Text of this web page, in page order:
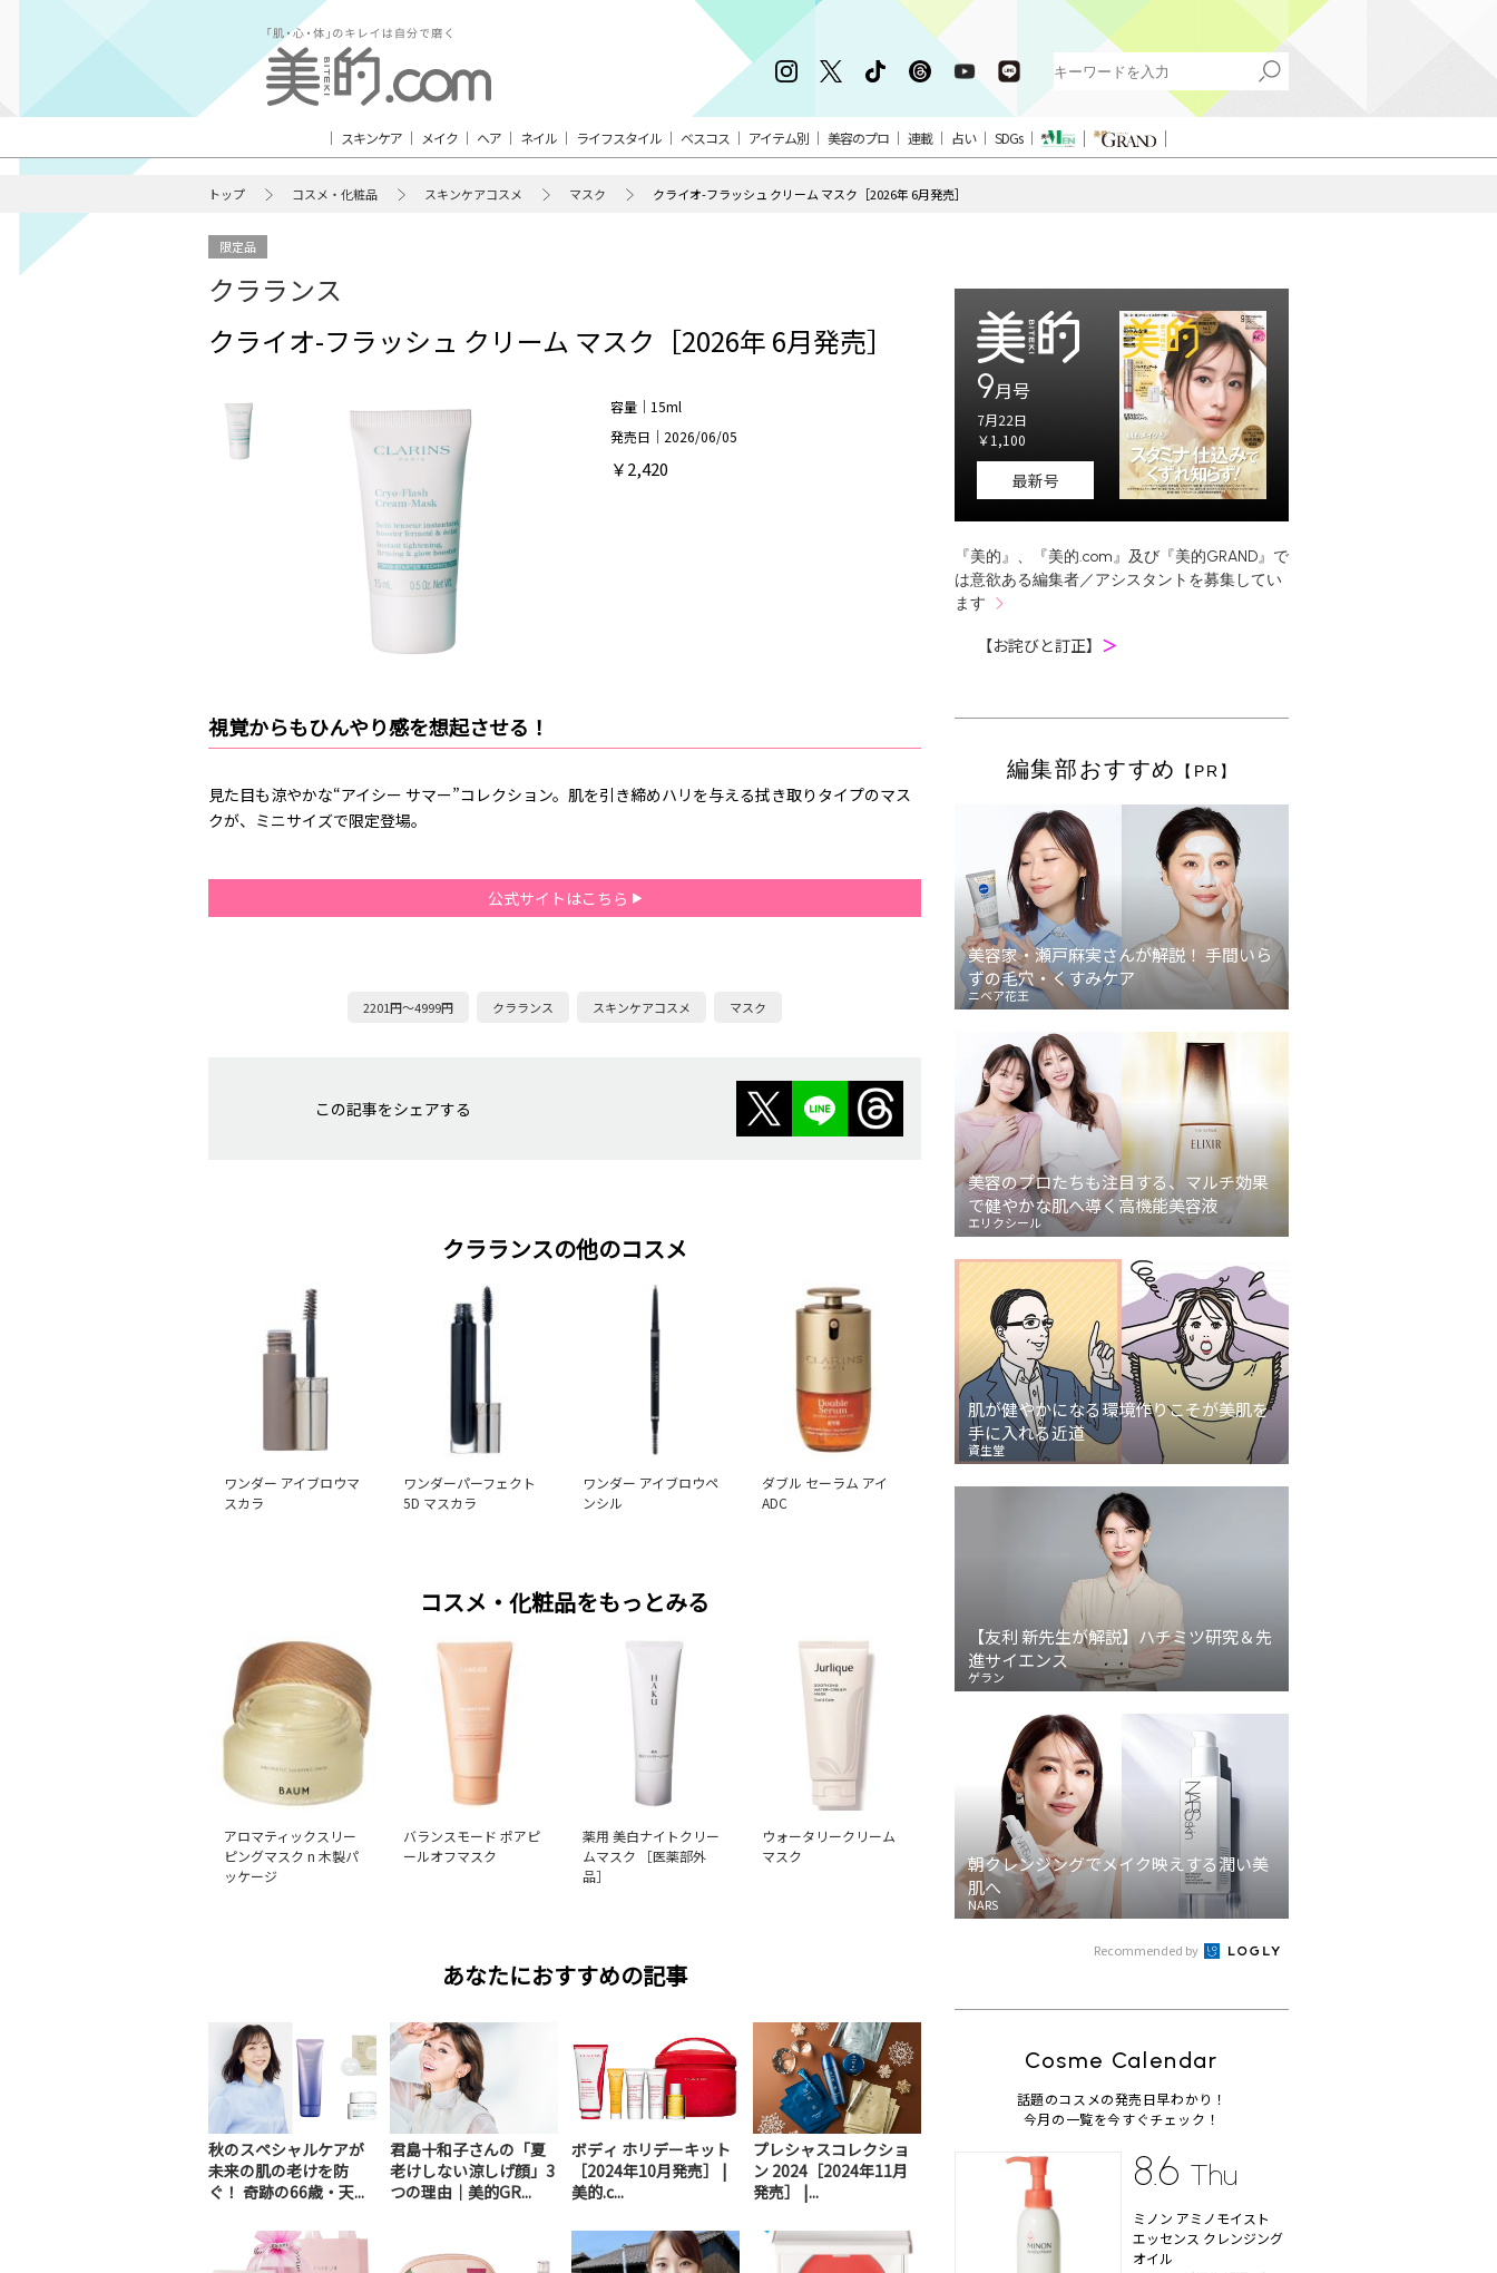
スキンケア メイク ヘア ネイル ライフスタイル ベスコス アイテム別 美容のプロ 連載 占い SDGs
トップ コスメ・化粧品 スキンケアコスメ マスク クライオ-フラッシュ クリーム マスク［2026年 6月発売］
限定品
クラランス
クライオ-フラッシュ クリーム マスク［2026年 6月発売］
容量｜15ml
発売日｜2026/06/05
￥2,420
視覚からもひんやり感を想起させる！
見た目も涼やかな“アイシー サマー”コレクション。肌を引き締めハリを与える拭き取りタイプのマス
クが、ミニサイズで限定登場。
公式サイトはこちら
2201円～4999円 クラランス スキンケアコスメ マスク
この記事をシェアする
クラランスの他のコスメ
ワンダー アイブロウマ
スカラ
ワンダーパーフェクト
5D マスカラ
ワンダー アイブロウペ
ンシル
ダブル セーラム アイ
ADC
コスメ・化粧品をもっとみる
アロマティックスリー
ピングマスク n 木製パ
ッケージ
バランスモード ポアピ
ールオフマスク
薬用 美白ナイトクリー
ムマスク ［医薬部外
品］
ウォータリークリーム
マスク
あなたにおすすめの記事
秋のスペシャルケアが
未来の肌の老けを防
ぐ！ 奇跡の66歳・天...
君島十和子さんの「夏
老けしない涼しげ顔」3
つの理由｜美的GR...
ボディ ホリデーキット
［2024年10月発売］ |
美的.c...
プレシャスコレクショ
ン 2024［2024年11月
発売］ |...
9月号
7月22日
￥1,100
最新号
『美的』、『美的.com』及び『美的GRAND』で
は意欲ある編集者／アシスタントを募集してい
ます
【お詫びと訂正】 ＞
編集部おすすめ 【PR】
美容家・瀬戸麻実さんが解説！ 手間いら
ずの毛穴・くすみケア
ニベア花王
美容のプロたちも注目する、マルチ効果
で健やかな肌へ導く高機能美容液
エリクシール
肌が健やかになる環境作りこそが美肌を
手に入れる近道
資生堂
【友利 新先生が解説】ハチミツ研究＆先
進サイエンス
ゲラン
朝クレンジングでメイク映えする潤い美
肌へ
NARS
Recommended by
Cosme Calendar
話題のコスメの発売日早わかり！
今月の一覧を今すぐチェック！
8.6 Thu
ミノン アミノモイスト
エッセンス クレンジング
オイル